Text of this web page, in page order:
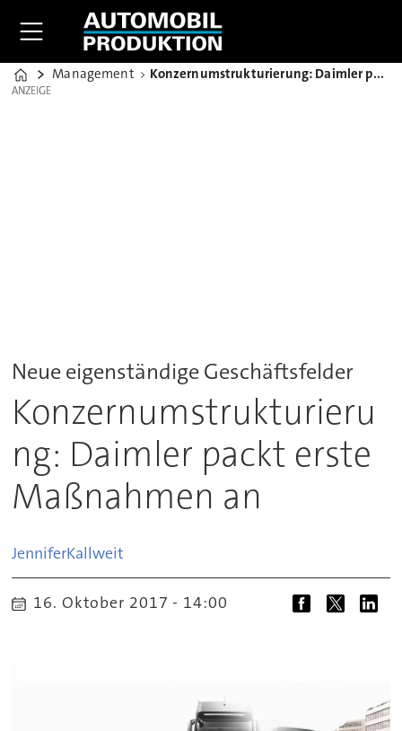
Home
Management Konzernumstrukturierung: Daimler packt erste Maßnahmen an
ANZEIGE
ANZEIGE
Neue eigenständige Geschäftsfelder
Konzernumstrukturieru
ng: Daimler packt erste
Maßnahmen an
JenniferKallweit
16. Oktober 2017 - 14:00